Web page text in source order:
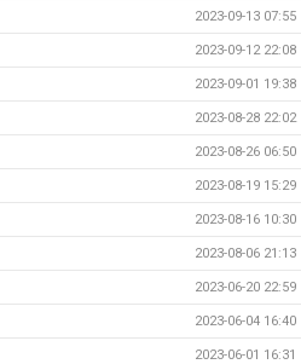
2023-09-13 07:55
2023-09-12 22:08
2023-09-01 19:38
2023-08-28 22:02
2023-08-26 06:50
2023-08-19 15:29
2023-08-16 10:30
2023-08-06 21:13
2023-06-20 22:59
2023-06-04 16:40
2023-06-01 16:31